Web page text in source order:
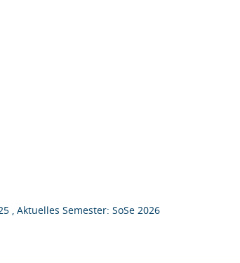
, Aktuelles Semester: SoSe 2026